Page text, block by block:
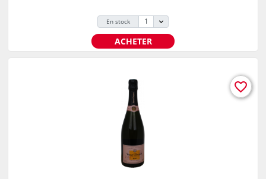
En stock
ACHETER
favorite_border